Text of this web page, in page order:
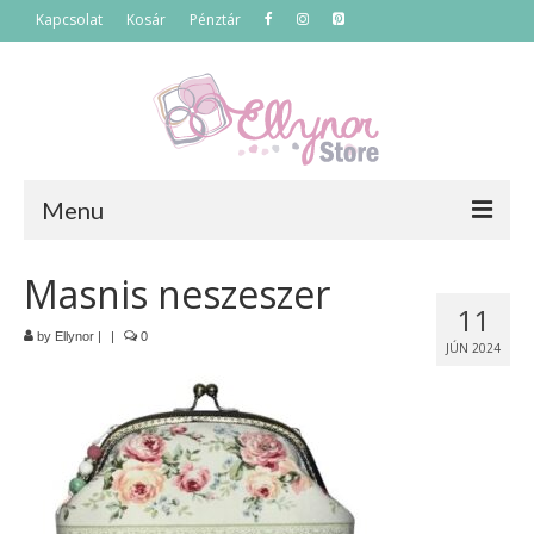
Kapcsolat Kosár Pénztár
Menu
Főoldal
Akciós termékek
Táskák
Neszeszerek
11
JÚN 2024
Masnis neszeszer
by Ellynor | | 0